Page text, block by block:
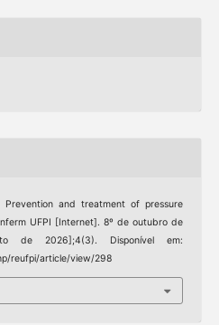
Prevention and treatment of pressure
UFPI [Internet]. 8º de outubro de
de 2026];4(3). Disponível em:
reufpi/article/view/298